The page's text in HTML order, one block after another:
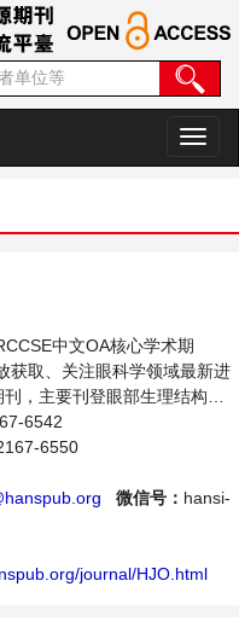
切
换
中文OA核心学术期
获取、关注眼科学领域最新进
，主要刊登眼部生理结构分
查、病理与治疗等相关内容
支持思想创新、学术创新，
围内的科学家、学者、科研
、分享和讨论眼科学领域内
展的交流平台。
6542
6550
微信号： hansi-
journal/HJO.html